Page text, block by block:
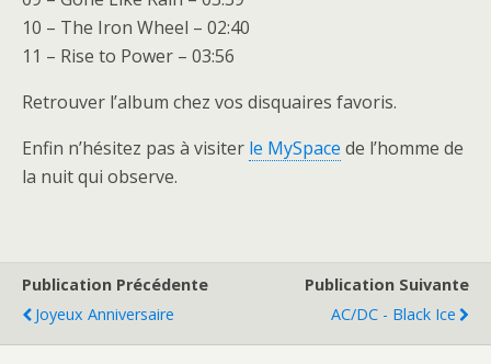
10 – The Iron Wheel – 02:40
11 – Rise to Power – 03:56
Retrouver l’album chez vos disquaires favoris.
Enfin n’hésitez pas à visiter le MySpace de l’homme de
la nuit qui observe.
Publication Précédente
Joyeux Anniversaire
Publication Suivante
AC/DC - Black Ice